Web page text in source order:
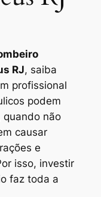
RJ, saiba
profissional
podem
quando não
causar
e
isso, investir
faz toda a